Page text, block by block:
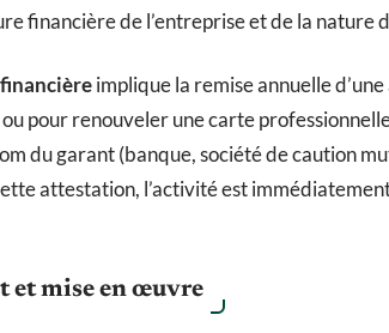
financière de l’entreprise et de la nature
implique la remise annuelle d’une
pour renouveler une carte
du garant (banque, société de caution
attestation, l’activité est
et mise en œuvre